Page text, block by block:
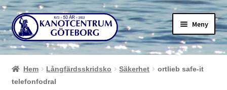
Hoppa
till
navigering
Hoppa
till
innehåll
Meny
Hem Långfärdsskridsko Säkerhet
ortlieb safe-it
telefonfodral